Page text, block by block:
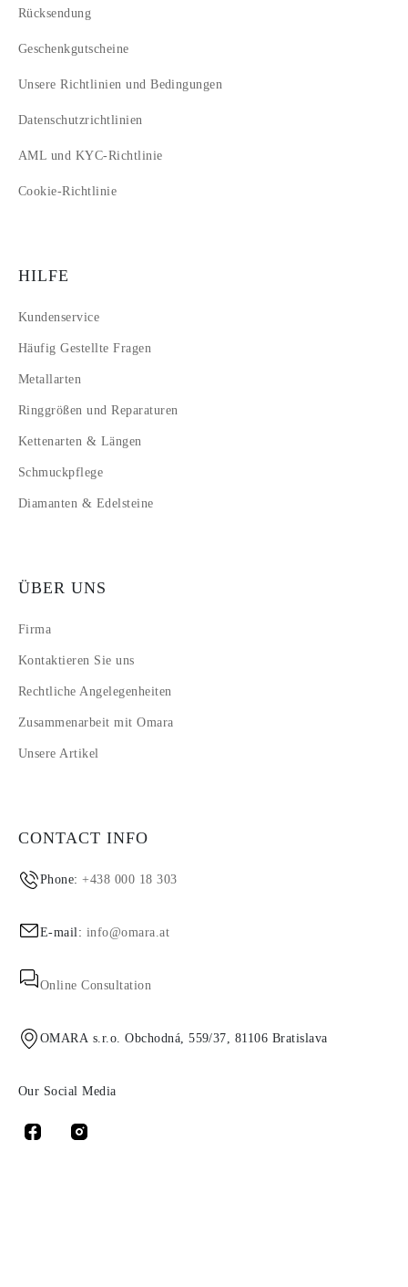
Rücksendung
Geschenkgutscheine
Unsere Richtlinien und Bedingungen
Datenschutzrichtlinien
AML und KYC-Richtlinie
Cookie-Richtlinie
HILFE
Kundenservice
Häufig Gestellte Fragen
Metallarten
Ringgrößen und Reparaturen
Kettenarten & Längen
Schmuckpflege
Diamanten & Edelsteine
ÜBER UNS
Firma
Kontaktieren Sie uns
Rechtliche Angelegenheiten
Zusammenarbeit mit Omara
Unsere Artikel
CONTACT INFO
Phone:+438 000 18 303
E-mail: info@omara.at
Online Consultation
OMARA s.r.o. Obchodná, 559/37, 81106 Bratislava
Our Social Media